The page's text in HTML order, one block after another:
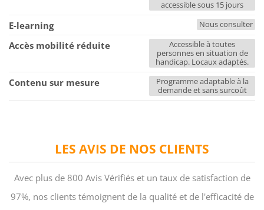
LES AVIS DE NOS CLIENTS
Avec plus de 800 Avis Vérifiés et un taux de satisfaction de
97%, nos clients témoignent de la qualité et de l'efficacité de
accessible sous 15 jours
E-learning Nous consulter
Accès mobilité réduite
Accessible à toutes
personnes en situation de
handicap. Locaux adaptés.
Contenu sur mesure
Programme adaptable à la
demande et sans surcoût